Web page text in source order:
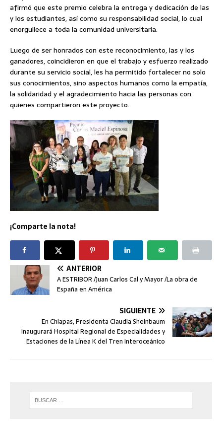
afirmó que este premio celebra la entrega y dedicación de las
y los estudiantes, así como su responsabilidad social, lo cual
enorgullece a toda la comunidad universitaria.
Luego de ser honrados con este reconocimiento, las y los
ganadores, coincidieron en que el trabajo y esfuerzo realizado
durante su servicio social, les ha permitido fortalecer no solo
sus conocimientos, sino aspectos humanos como la empatía,
la solidaridad y el agradecimiento hacia las personas con
quienes compartieron este proyecto.
¡Comparte la nota!
ANTERIOR
A ESTRIBOR /Juan Carlos Cal y Mayor /La obra de
España en América
SIGUIENTE
En Chiapas, Presidenta Claudia Sheinbaum
inaugurará Hospital Regional de Especialidades y
Estaciones de la Línea K del Tren Interoceánico